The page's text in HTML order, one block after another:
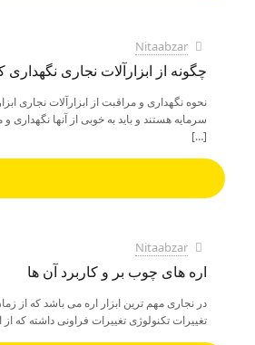
Nitaabzar
چگونه از ابزارآلات نجاری نگهداری
نحوه نگهداری و مراقبت از ابزارآلات نجاری
سرمایه هستند و باید به خوبی از آنها نگهداری
[…]
Nitaabzar
اره های چوب بر و کاربرد آن ها
در نجاری مهم ترین ابزار اره می باشد که از
تغییرات تکنولوژی تغییرات فراونی داشته که